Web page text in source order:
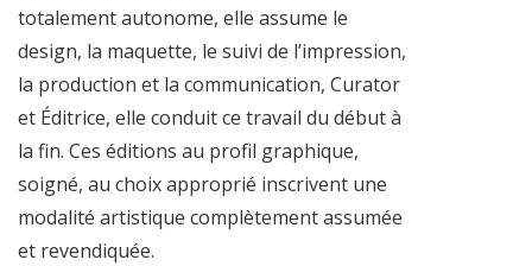
totalement autonome, elle assume le
design, la maquette, le suivi de l’impression,
la production et la communication, Curator
et Éditrice, elle conduit ce travail du début à
la fin. Ces éditions au profil graphique,
soigné, au choix approprié inscrivent une
modalité artistique complètement assumée
et revendiquée.